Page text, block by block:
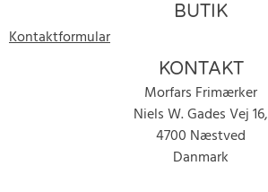
BUTIK
Kontaktformular
KONTAKT
Morfars Frimærker
Niels W. Gades Vej 16,
4700 Næstved
Danmark